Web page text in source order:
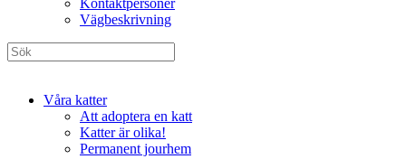
Kontaktpersoner
Vägbeskrivning
Våra katter
Att adoptera en katt
Katter är olika!
Permanent jourhem